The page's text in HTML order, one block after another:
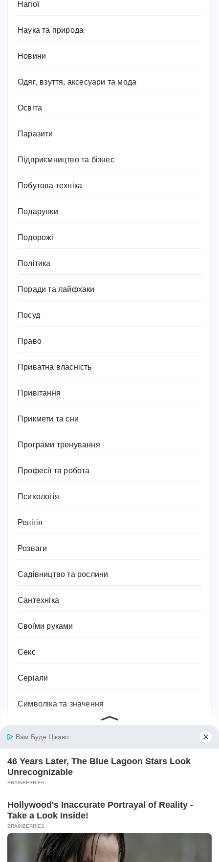
Напої
Наука та природа
Новини
Одяг, взуття, аксесуари та мода
Освіта
Паразити
Підприємництво та бізнес
Побутова техніка
Подарунки
Подорожі
Політика
Поради та лайфхаки
Посуд
Право
Приватна власність
Привітання
Прикмети та сни
Програми тренування
Професії та робота
Психологія
Релігія
Розваги
Садівництво та рослини
Сантехніка
Своїми руками
Секс
Серіали
Символіка та значення
Соціальний захист та соціальна підтримка
Спорт
Спортивне харчування
Супільство